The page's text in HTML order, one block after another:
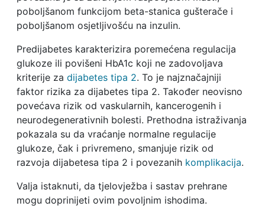
poboljšanom funkcijom beta-stanica gušterače i
poboljšanom osjetljivošću na inzulin.
Predijabetes karakterizira poremećena regulacija
glukoze ili povišeni HbA1c koji ne zadovoljava
kriterije za dijabetes tipa 2. To je najznačajniji
faktor rizika za dijabetes tipa 2. Također neovisno
povećava rizik od vaskularnih, kancerogenih i
neurodegenerativnih bolesti. Prethodna istraživanja
pokazala su da vraćanje normalne regulacije
glukoze, čak i privremeno, smanjuje rizik od
razvoja dijabetesa tipa 2 i povezanih komplikacija.
Valja istaknuti, da tjelovježba i sastav prehrane
mogu doprinijeti ovim povoljnim ishodima.